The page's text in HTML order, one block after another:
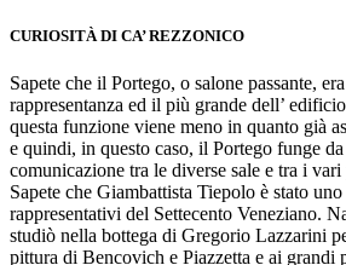
CURIOSITÀ DI CA’ REZZONICO
Sapete che il Portego, o salone passante,
rappresentanza ed il più grande dell’
questa funzione viene meno in quanto già
e quindi, in questo caso, il Portego funge
comunicazione tra le diverse sale e tra i vari
Sapete che Giambattista Tiepolo è stato
rappresentativi del Settecento Veneziano.
studiò nella bottega di Gregorio Lazzarini
pittura di Bencovich e Piazzetta e ai grandi